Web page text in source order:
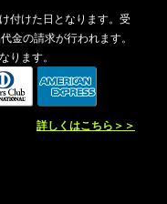
付けた日となります。受
金の請求が行われます。
ります。
詳しくはこちら＞＞